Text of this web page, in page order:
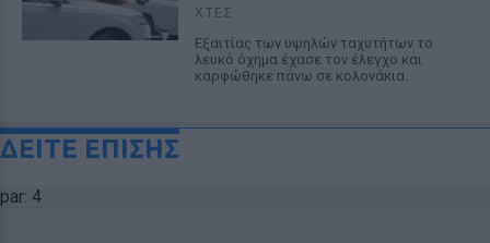
ΧΤΕΣ
Εξαιτίας των υψηλών ταχυτήτων το
λευκό όχημα έχασε τον έλεγχο και
καρφώθηκε πάνω σε κολονάκια.
ΔΕΙΤΕ ΕΠΙΣΗΣ
par: 4